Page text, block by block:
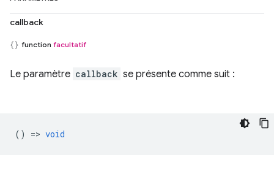
callback
function facultatif
Le paramètre callback se présente comme suit :
() => void